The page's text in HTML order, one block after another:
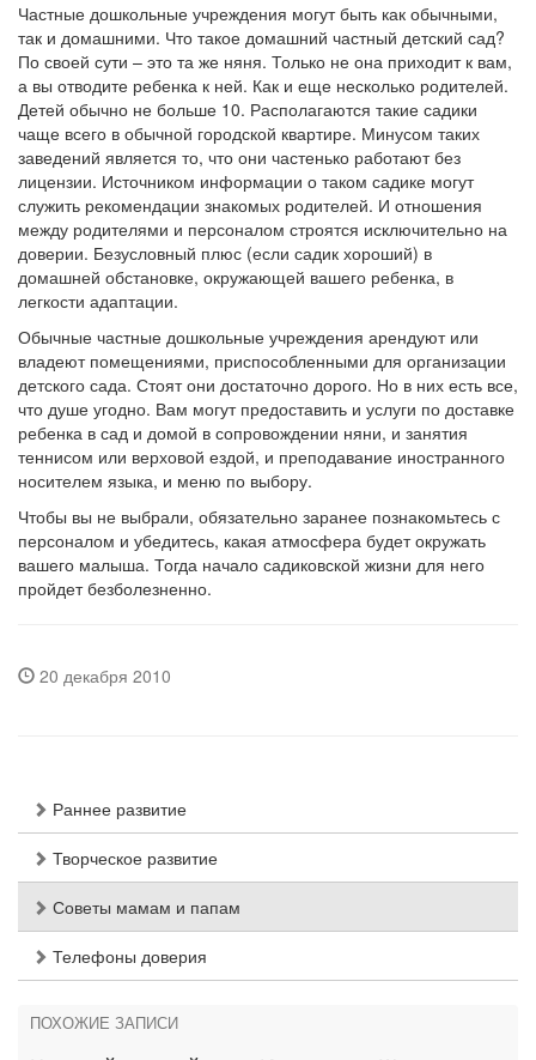
Частные дошкольные учреждения могут быть как обычными,
так и домашними. Что такое домашний частный детский сад?
По своей сути – это та же няня. Только не она приходит к вам,
а вы отводите ребенка к ней. Как и еще несколько родителей.
Детей обычно не больше 10. Располагаются такие садики
чаще всего в обычной городской квартире. Минусом таких
заведений является то, что они частенько работают без
лицензии. Источником информации о таком садике могут
служить рекомендации знакомых родителей. И отношения
между родителями и персоналом строятся исключительно на
доверии. Безусловный плюс (если садик хороший) в
домашней обстановке, окружающей вашего ребенка, в
легкости адаптации.
Обычные частные дошкольные учреждения арендуют или
владеют помещениями, приспособленными для организации
детского сада. Стоят они достаточно дорого. Но в них есть все,
что душе угодно. Вам могут предоставить и услуги по доставке
ребенка в сад и домой в сопровождении няни, и занятия
теннисом или верховой ездой, и преподавание иностранного
носителем языка, и меню по выбору.
Чтобы вы не выбрали, обязательно заранее познакомьтесь с
персоналом и убедитесь, какая атмосфера будет окружать
вашего малыша. Тогда начало садиковской жизни для него
пройдет безболезненно.
20 декабря 2010
Раннее развитие
Творческое развитие
Советы мамам и папам
Телефоны доверия
ПОХОЖИЕ ЗАПИСИ